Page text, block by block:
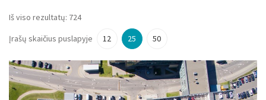
Kategorija
Filtruoti pagal
Metus
Periodą
Iš viso rezultatų: 724
Įrašų skaičius puslapyje
12 25 50